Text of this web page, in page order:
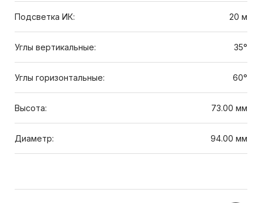
Подсветка ИК: 20 м
Углы вертикальные: 35°
Углы горизонтальные: 60°
Высота: 73.00 мм
Диаметр: 94.00 мм